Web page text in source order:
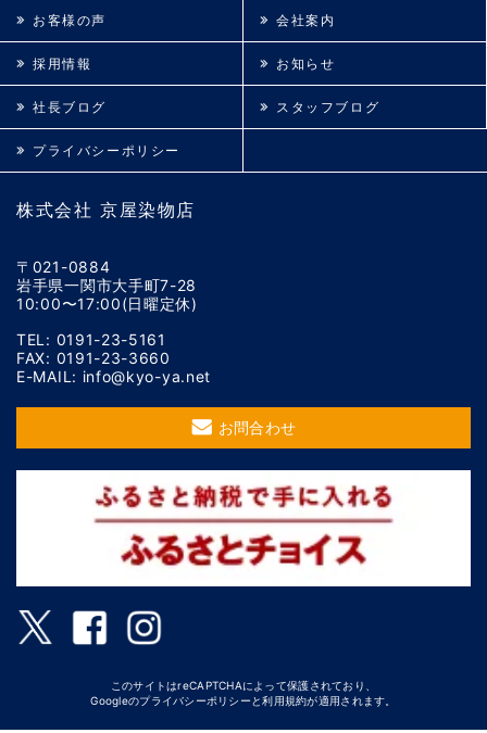
株式会社 京屋染物店
〒021-0884
岩手県一関市大手町7-28
10:00〜17:00(日曜定休)
TEL: 0191-23-5161
FAX: 0191-23-3660
E-MAIL: info@kyo-ya.net
お問合わせ
お客様の声 会社案内
採用情報 お知らせ
社長ブログ スタッフブログ
プライバシーポリシー
このサイトはreCAPTCHAによって保護されており、
Googleのプライバシーポリシー と利用規約が適用されます。